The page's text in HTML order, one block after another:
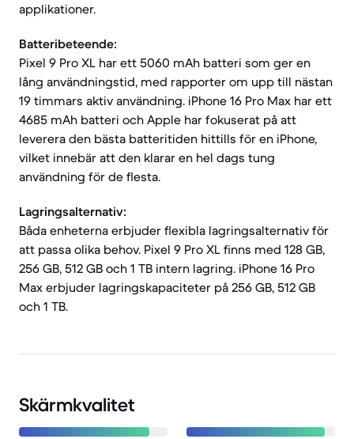
applikationer.
Batteribeteende:
Pixel 9 Pro XL har ett 5060 mAh batteri som ger en
lång användningstid, med rapporter om upp till nästan
19 timmars aktiv användning. iPhone 16 Pro Max har ett
4685 mAh batteri och Apple har fokuserat på att
leverera den bästa batteritiden hittills för en iPhone,
vilket innebär att den klarar en hel dags tung
användning för de flesta.
Lagringsalternativ:
Båda enheterna erbjuder flexibla lagringsalternativ för
att passa olika behov. Pixel 9 Pro XL finns med 128 GB,
256 GB, 512 GB och 1 TB intern lagring. iPhone 16 Pro
Max erbjuder lagringskapaciteter på 256 GB, 512 GB
och 1 TB.
Skärmkvalitet